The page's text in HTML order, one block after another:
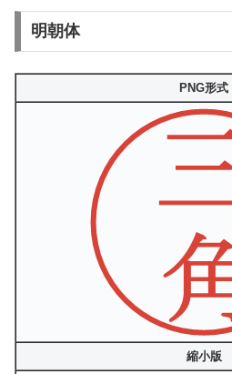
明朝体
PNG形式
縮小版